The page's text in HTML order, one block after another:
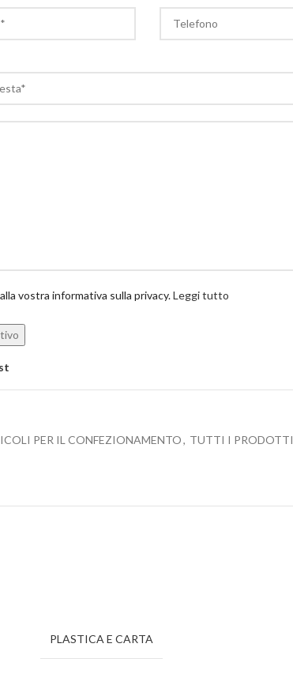
vostra informativa sulla privacy.Leggi tutto
PER IL CONFEZIONAMENTO, TUTTI I PRODOTTI
PLASTICA E CARTA